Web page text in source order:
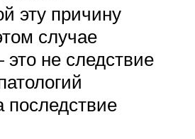
эту причину
случае
не следствие
последствие